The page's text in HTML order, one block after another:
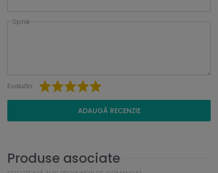
Opinie
Evaluări:
ADAUGĂ RECENZIE
Produse asociate